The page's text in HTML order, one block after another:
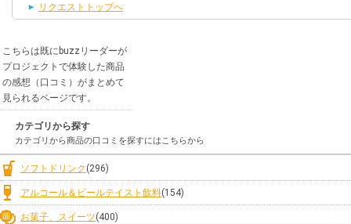
リクエストトップへ
こちらは既にbuzzリーダーが
プロジェクトで体験した商品
の感想（口コミ）がまとめて
見られるページです。
カテゴリから探す
カテゴリから商品の口コミを探すにはこちらから
ソフトドリンク (296)
アルコール＆ビールテイスト飲料(154)
お菓子、スイーツ(400)